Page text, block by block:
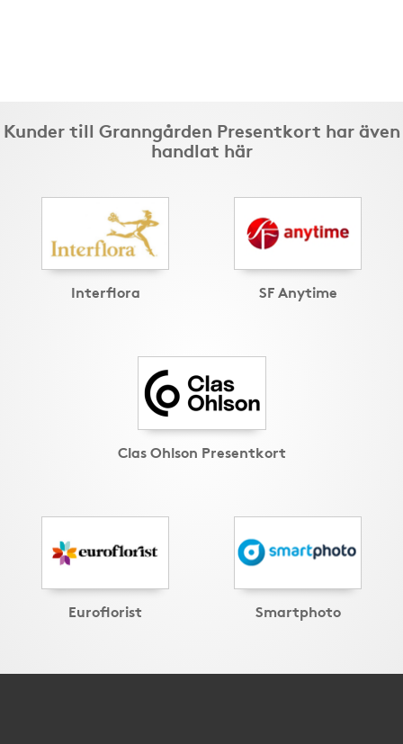
Kunder till Granngården Presentkort har även
handlat här
Interflora SF Anytime
Clas Ohlson Presentkort
Euroflorist Smartphoto